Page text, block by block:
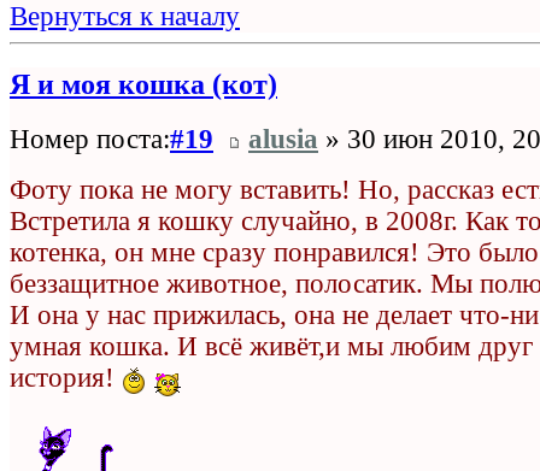
Вернуться к началу
Я и моя кошка (кот)
Номер поста:#19 alusia » 30 июн 2010,
Фоту пока не могу вставить! Но, рассказ
Встретила я кошку случайно, в 2008г. Как
котенка, он мне сразу понравился! Это
беззащитное животное, полосатик. Мы
И она у нас прижилась, она не делает что-
умная кошка. И всё живёт,и мы любим друг
история!